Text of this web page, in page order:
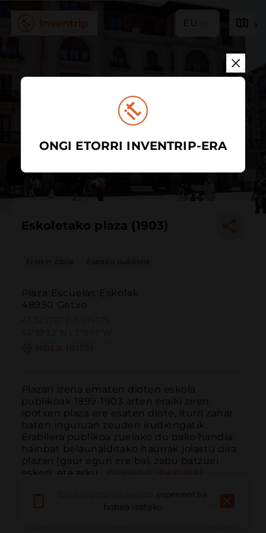
EU
Eskoletako plaza (1903)
Eraikin zibila Espazio publikoa
Plaza Escuelas Eskolak
48930 Getxo
Plazari izena ematen dioten eskola
publikoak 1899-1903 arten eraiki ziren.
Ipotxen plaza ere esaten diote, iturri zahar
baten inguruan zeuden irudiengatik.
Erabilera publikoa zuelako du balio handia:
hainbat belaunalditako haurrak jolastu dira
plazan (gaur egun ere bai, zabu batzuei
esker), eta arku...
esperientzia
hobea izateko
ONGI ETORRI INVENTRIP-ERA